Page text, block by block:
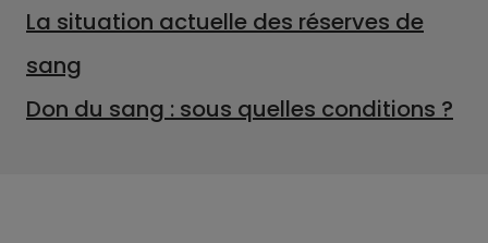
La situation actuelle des réserves de
sang
Don du sang : sous quelles conditions ?